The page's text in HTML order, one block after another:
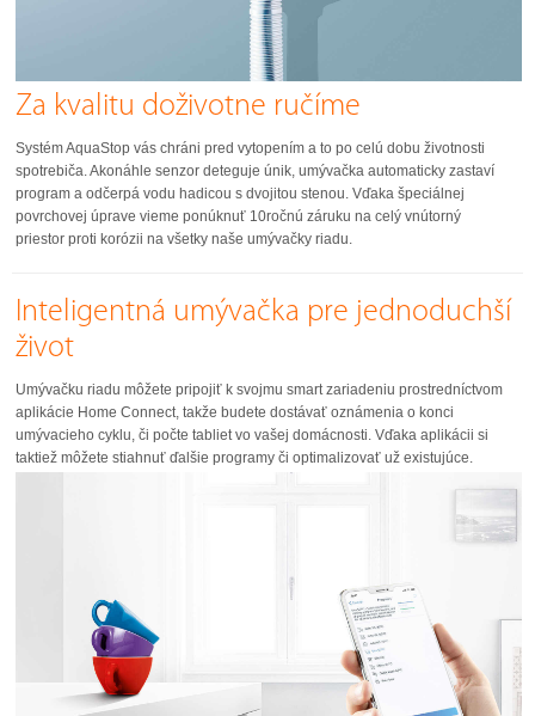
Za kvalitu doživotne ručíme
Systém AquaStop vás chráni pred vytopením a to po celú dobu životnosti
spotrebiča. Akonáhle senzor deteguje únik, umývačka automaticky zastaví
program a odčerpá vodu hadicou s dvojitou stenou. Vďaka špeciálnej
povrchovej úprave vieme ponúknuť 10ročnú záruku na celý vnútorný
priestor proti korózii na všetky naše umývačky riadu.
Inteligentná umývačka pre jednoduchší
život
Umývačku riadu môžete pripojiť k svojmu smart zariadeniu prostredníctvom
aplikácie Home Connect, takže budete dostávať oznámenia o konci
umývacieho cyklu, či počte tabliet vo vašej domácnosti. Vďaka aplikácii si
taktiež môžete stiahnuť ďalšie programy či optimalizovať už existujúce.